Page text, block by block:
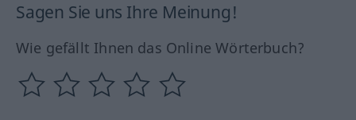
Sagen Sie uns Ihre Meinung!
Wie gefällt Ihnen das Online Wörterbuch?